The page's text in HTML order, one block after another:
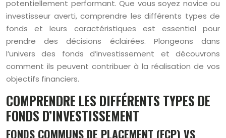
potentiellement performant. Que vous soyez novice ou
investisseur averti, comprendre les différents types de
fonds et leurs caractéristiques est essentiel pour
prendre des décisions éclairées. Plongeons dans
l’univers des fonds d’investissement et découvrons
comment ils peuvent contribuer à la réalisation de vos
objectifs financiers.
COMPRENDRE LES DIFFÉRENTS TYPES DE
FONDS D’INVESTISSEMENT
FONDS COMMUNS DE PLACEMENT (FCP) VS